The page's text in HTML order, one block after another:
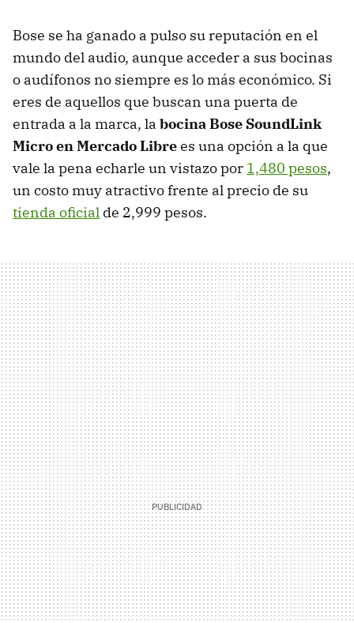
Bose se ha ganado a pulso su reputación en el
mundo del audio, aunque acceder a sus bocinas
o audífonos no siempre es lo más económico. Si
eres de aquellos que buscan una puerta de
entrada a la marca, la bocina Bose SoundLink
Micro en Mercado Librees una opción a la que
vale la pena echarle un vistazo por 1,480 pesos,
un costo muy atractivo frente al precio de su
tienda oficial de 2,999 pesos.